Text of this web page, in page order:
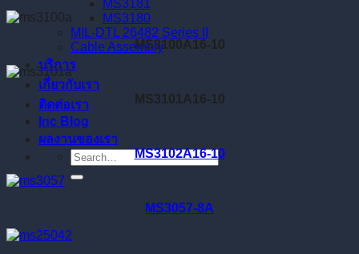
MS3181
MS3180
MIL-DTL 26482 Series II
Cable Assembly
บริการ
เกี่ยวกับเรา
ติดต่อเรา
Inc Blog
ผลงานของเรา
MS3100A16-10
MS3101A16-10
MS3102A16-10
MS3057-8A